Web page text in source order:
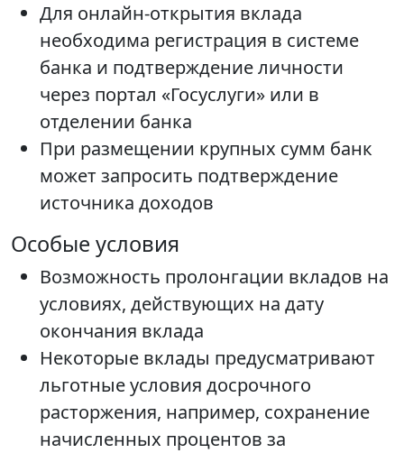
Для онлайн-открытия вклада
необходима регистрация в системе
банка и подтверждение личности
через портал «Госуслуги» или в
отделении банка
При размещении крупных сумм банк
может запросить подтверждение
источника доходов
Особые условия
Возможность пролонгации вкладов на
условиях, действующих на дату
окончания вклада
Некоторые вклады предусматривают
льготные условия досрочного
расторжения, например, сохранение
начисленных процентов за